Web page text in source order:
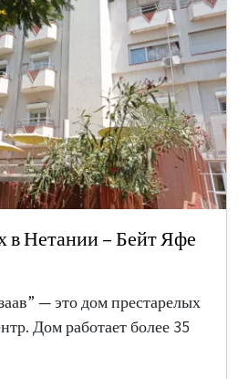
в Нетании – Бейт Яфе
— это дом престарелых
Дом работает более 35